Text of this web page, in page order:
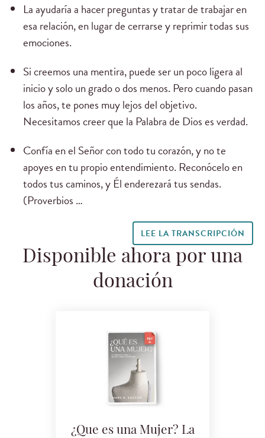
La ayudaría a hacer preguntas y tratar de trabajar en
esa relación, en lugar de cerrarse y reprimir todas sus
emociones.
Si creemos una mentira, puede ser un poco ligera al
inicio y solo un grado o dos menos. Pero cuando pasan
los años, te pones muy lejos del objetivo.
Necesitamos creer que la Palabra de Dios es verdad.
Confía en el Señor con todo tu corazón, y no te
apoyes en tu propio entendimiento. Reconócelo en
todos tus caminos, y Él enderezará tus sendas.
(Proverbios …
LEE LA TRANSCRIPCIÓN
Disponible ahora por una
donación
¿Que es una Mujer? La